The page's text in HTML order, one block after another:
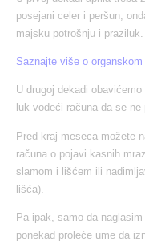
posejani celer i peršun,
majsku potrošnju i
Saznajte više o
U drugoj dekadi
luk vodeći računa da se
Pred kraj meseca možete
računa o pojavi kasnih
slamom i lišćem ili
lišća).
Pa ipak, samo da
ponekad proleće ume da